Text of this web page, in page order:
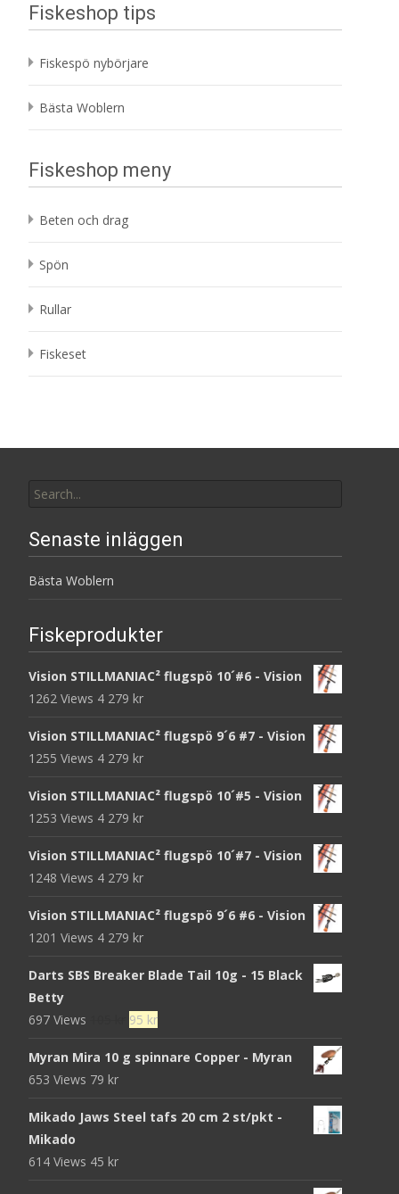
Fiskeshop tips
Fiskespö nybörjare
Bästa Woblern
Fiskeshop meny
Beten och drag
Spön
Rullar
Fiskeset
for:
Senaste inläggen
Bästa Woblern
Fiskeprodukter
Vision STILLMANIAC² flugspö 10´#6 - Vision
1262 Views 4 279 kr
Vision STILLMANIAC² flugspö 9´6 #7 - Vision
1255 Views 4 279 kr
Vision STILLMANIAC² flugspö 10´#5 - Vision
1253 Views 4 279 kr
Vision STILLMANIAC² flugspö 10´#7 - Vision
1248 Views 4 279 kr
Vision STILLMANIAC² flugspö 9´6 #6 - Vision
1201 Views 4 279 kr
Darts SBS Breaker Blade Tail 10g - 15 Black
Betty
697 Views
Det
priset
95 krDet
priset
Myran Mira 10 g spinnare Copper - Myran
653 Views 79 kr
Mikado Jaws Steel tafs 20 cm 2 st/pkt -
Mikado
614 Views 45 kr